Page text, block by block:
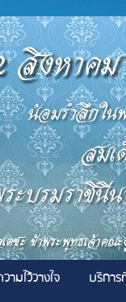
มไว้วางใจ บริกา